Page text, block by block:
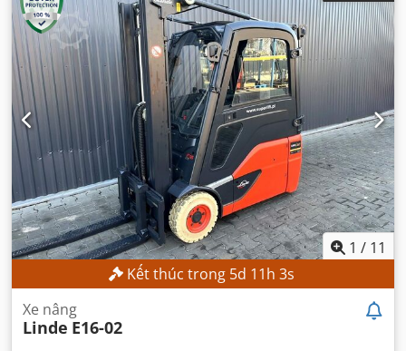
1 / 11
Kết thúc trong 5d 11h 1s
Xe nâng
Linde E16-02